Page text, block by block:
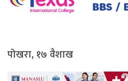
पोखरा, १७ वैशाख